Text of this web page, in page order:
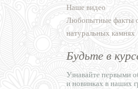
Наше видео
Любопытные факты
натуральных камнях
Будьте в
Узнавайте первыми
и новинках в наших